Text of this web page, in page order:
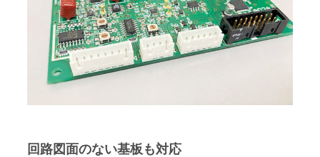
回路図面のない基板も対応